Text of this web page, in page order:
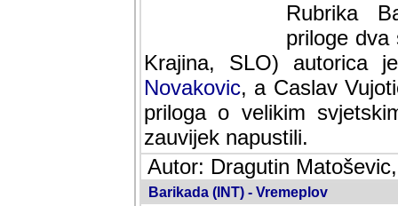
Rubrika
dva
SLO) autorica je velikog
Caslav Vujotic
velikim svjetskim
napustili.
Autor: Dragutin
Barikada (INT) - Vremeplov